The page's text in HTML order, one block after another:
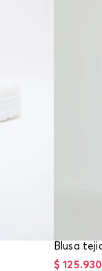
$ 125.930